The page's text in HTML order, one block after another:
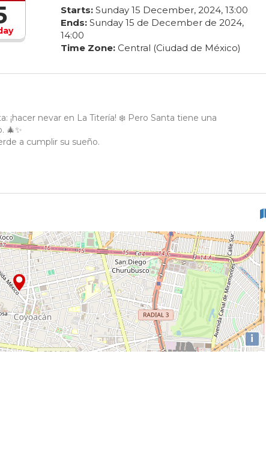
Starts: Sunday 15 December, 2024, 13:00
Ends: Sunday 15 de Decemberde 2024,
14:00
Time Zone: Central (Ciudad de México)
¡hacer nevar en La Titería! ❄️ Pero Santa tiene una
🎄✨
a cumplir su sueño.
i